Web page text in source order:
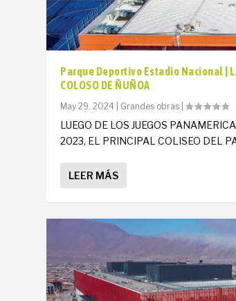
Parque Deportivo Estadio Nacional | LA
COLOSO DE ÑUÑOA
May 29, 2024 Grandes obras |
LUEGO DE LOS JUEGOS
2023, EL PRINCIPAL COLISEO DEL
LEER MÁS